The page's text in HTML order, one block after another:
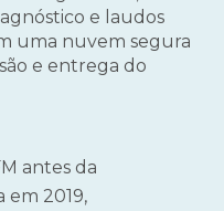
e laudos
uma nuvem segura
e entrega do
antes da
em 2019,